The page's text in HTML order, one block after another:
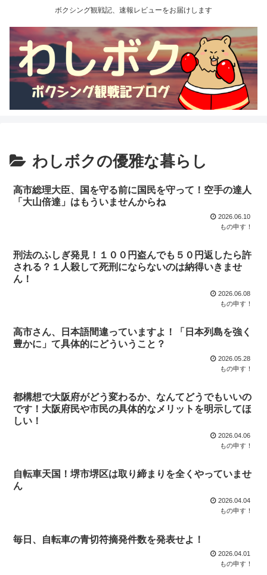
ボクシング観戦記、速報レビューをお届けします
わしボクの優雅な暮らし
高市総理大臣、国を守る前に国民を守って！空手の達人
「大山倍達」はもういませんからね
2026.06.10
もの申す！
刑法のふしぎ発見！１００円盗んでも５０円返したら許
される？１人殺して死刑にならないのは納得いきませ
ん！
2026.06.08
もの申す！
高市さん、日本語間違っていますよ！「日本列島を強く
豊かに」て具体的にどういうこと？
2026.05.28
もの申す！
都構想で大阪府がどう変わるか、なんてどうでもいいの
です！大阪府民や市民の具体的なメリットを明示してほ
しい！
2026.04.06
もの申す！
自転車天国！堺市堺区は取り締まりを全くやっていませ
ん
2026.04.04
もの申す！
毎日、自転車の青切符摘発件数を発表せよ！
2026.04.01
もの申す！